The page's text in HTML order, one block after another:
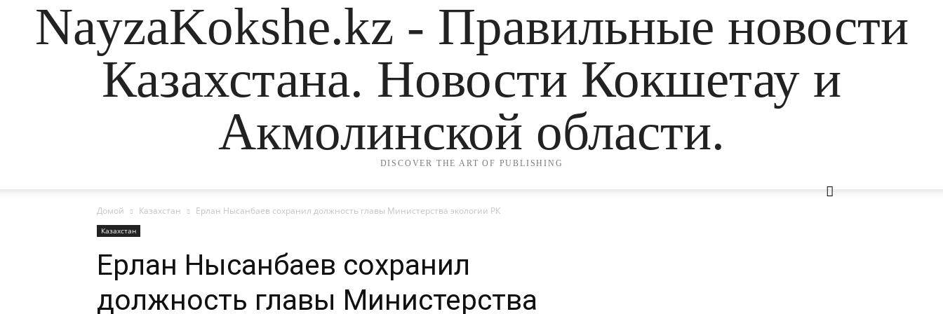
NayzaKokshe.kz - Правильные новости
Казахстана. Новости Кокшетау и
Акмолинской области.
DISCOVER THE ART OF PUBLISHING
Домой Казахстан Ерлан Нысанбаев сохранил должность главы Министерства экологии РК
Казахстан
Ерлан Нысанбаев сохранил
должность главы Министерства